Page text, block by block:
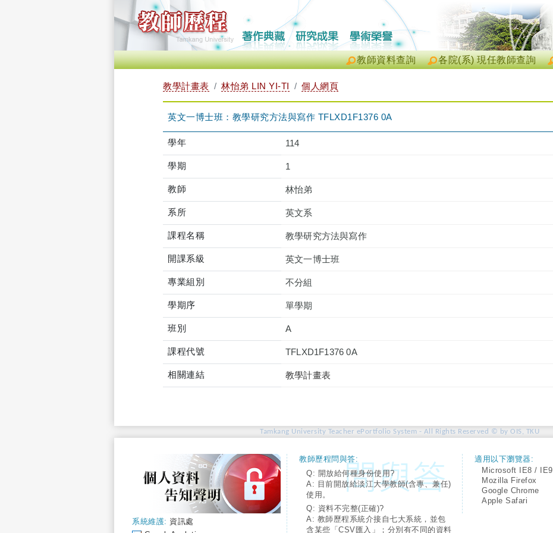
各院(系) 現任教師查詢
教師資料查詢
教學計畫表 林怡弟 LIN YI-TI 個人網頁
英文一博士班：教學研究方法與寫作 TFLXD1F1376 0A
學年 114
學期 1
教師 林怡弟
系所 英文系
課程名稱 教學研究方法與寫作
開課系級 英文一博士班
專業組別 不分組
學期序 單學期
班別 A
課程代號 TFLXD1F1376 0A
相關連結 教學計畫表
Tamkang University Teacher ePortfolio System - All Rights Reserved © by OIS, TKU
系統維護: 資訊處
教師歷程問與答:
Q: 開放給何種身份使用?
A: 目前開放給淡江大學教師(含專、兼任)
使用。
Q: 資料不完整(正確)?
A: 教師歷程系統介接自七大系統，並包
含某些「CSV匯入」；分別有不同的資料
適用以下瀏覽器:
Microsoft IE8 / IE9
Mozilla Firefox
Google Chrome
Apple Safari